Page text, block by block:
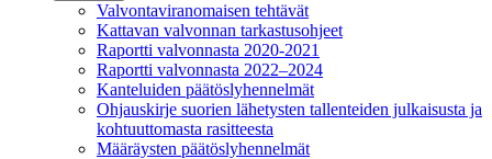
Valvontaviranomaisen tehtävät
Kattavan valvonnan tarkastusohjeet
Raportti valvonnasta 2020-2021
Raportti valvonnasta 2022–2024
Kanteluiden päätöslyhennelmät
Ohjauskirje suorien lähetysten tallenteiden julkaisusta ja
kohtuuttomasta rasitteesta
Määräysten päätöslyhennelmät